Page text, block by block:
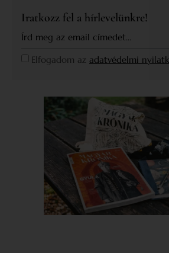
Iratkozz fel a hírlevelünkre!
Elfogadom az adatvédelmi